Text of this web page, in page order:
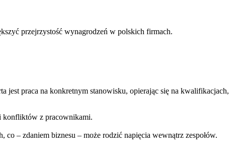
przejrzystość wynagrodzeń w polskich firmach.
jest praca na konkretnym stanowisku, opierając się na kwalifikacjach,
konfliktów z pracownikami.
– zdaniem biznesu – może rodzić napięcia wewnątrz zespołów.